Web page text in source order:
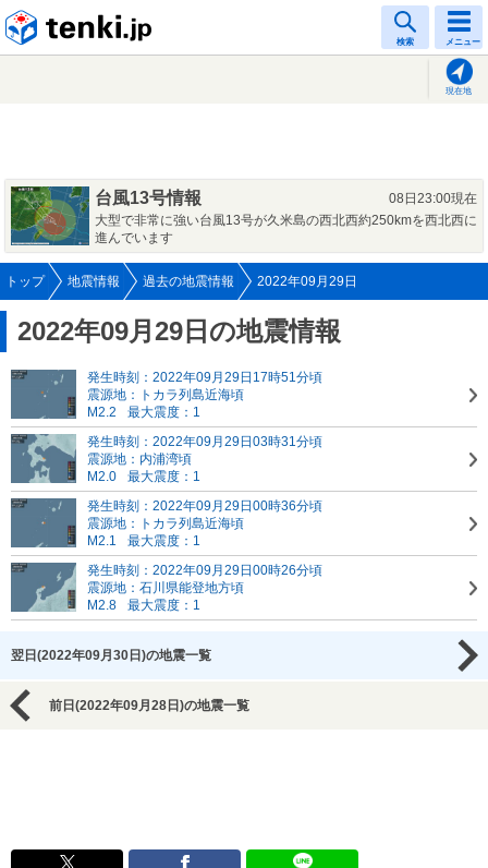
検索 メニュー
現在地
台風13号情報
08日23:00現在
大型で非常に強い台風13号が久米島の西北西約250kmを西北西に
進んでいます
トップ 地震情報 過去の地震情報 2022年09月29日
2022年09月29日の地震情報
発生時刻：2022年09月29日17時51分頃
震源地：トカラ列島近海頃
M2.2
最大震度：1
発生時刻：2022年09月29日03時31分頃
震源地：内浦湾頃
M2.0
最大震度：1
発生時刻：2022年09月29日00時36分頃
震源地：トカラ列島近海頃
M2.1
最大震度：1
発生時刻：2022年09月29日00時26分頃
震源地：石川県能登地方頃
M2.8
最大震度：1
翌日(2022年09月30日)の地震一覧
前日(2022年09月28日)の地震一覧